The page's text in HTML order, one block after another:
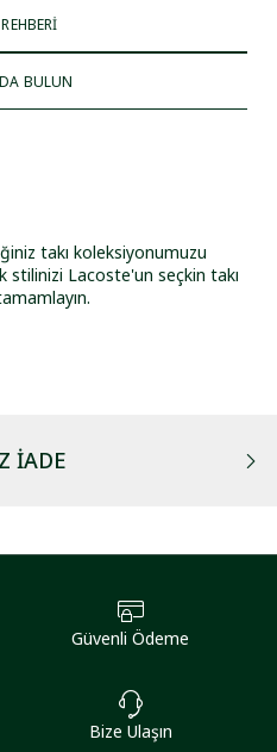
BULUN
takı koleksiyonumuzu
stilinizi Lacoste'un seçkin takı
İADE
Güvenli Ödeme
Bize Ulaşın